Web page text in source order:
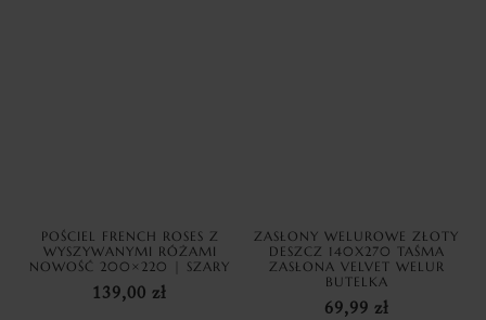
POŚCIEL FRENCH ROSES Z
WYSZYWANYMI RÓŻAMI
NOWOŚĆ 200×220 | SZARY
139,00 zł
ZASŁONY WELUROWE ZŁOTY
DESZCZ 140X270 TAŚMA
ZASŁONA VELVET WELUR
BUTELKA
69,99 zł